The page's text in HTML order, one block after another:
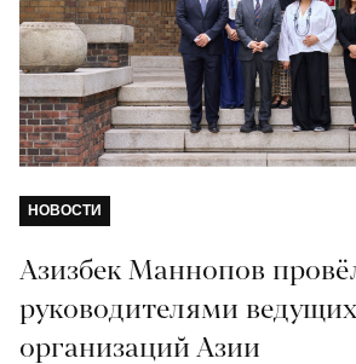
НОВОСТИ
Азизбек Маннопов
руководителями
организаций Азии